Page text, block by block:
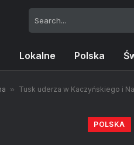
Lokalne Polska
» Tusk uderza w Kaczyńskiego i
POLSKA